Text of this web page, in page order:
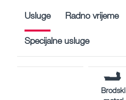
Usluge Radno vrijeme
Specijalne usluge
Brodski